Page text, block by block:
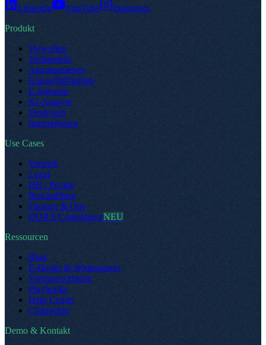
LinkedIn YouTube
Instagram
Produkt
Verwalten
Verhandeln
Automatisieren
Klauselbibliothek
E-Signatur
KI-Analyse
Dealroom
Integrationen
Use Cases
Vertrieb
Legal
HR / People
Beschaffung
Finance & Ops
DORA ComplianceNEU
Ressourcen
Blog
E-Books & Whitepapers
Vertragsvorlagen
Playbooks
Help Center
Changelog
Demo & Kontakt